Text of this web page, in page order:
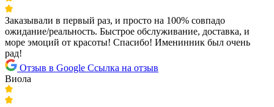
Заказывали в первый раз, и просто на 100% совпадо
ожидание/реальность. Быстрое обслуживание, доставка, и
море эмоций от красоты! Спасибо! Именинник был очень
рад!
Отзыв в Google Ссылка на отзыв
Виола